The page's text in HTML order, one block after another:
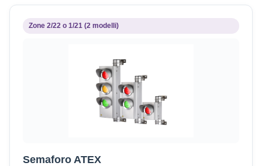
Zone 2/22 o 1/21 (2 modelli)
Semaforo ATEX